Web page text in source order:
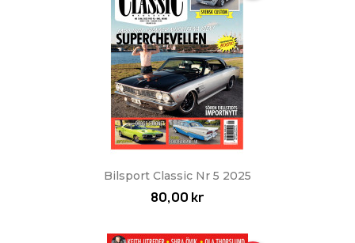
Bilsport Classic Nr 5 2025
80,00 kr